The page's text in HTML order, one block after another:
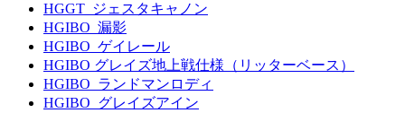
HGGT_ジェスタキャノン
HGIBO_漏影
HGIBO_ゲイレール
HGIBO グレイズ地上戦仕様（リッターベース）
HGIBO_ランドマンロディ
HGIBO_グレイズアイン